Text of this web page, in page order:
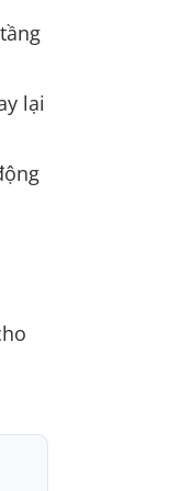
lại